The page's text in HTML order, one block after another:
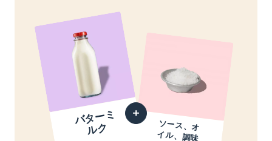
バ
タ
ー
ミ
ル
ク ソース、オ
イル、調味